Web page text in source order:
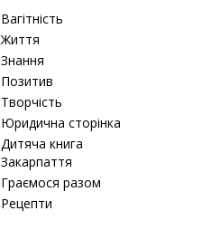
Вагітність
Життя
Знання
Позитив
Творчість
Юридична сторінка
Дитяча книга
Закарпаття
Граємося разом
Рецепти